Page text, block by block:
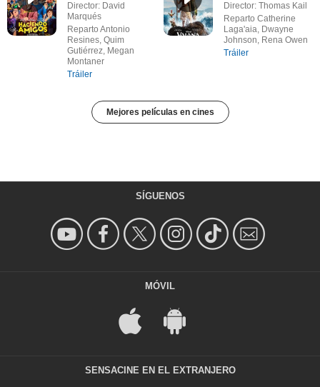
Director: David
Marqués
Reparto Antonio
Resines, Quim
Gutiérrez, Megan
Montaner
Tráiler
Director: Thomas Kail
Reparto Catherine
Laga'aia, Dwayne
Johnson, Rena Owen
Tráiler
Mejores películas en cines
SÍGUENOS
MÓVIL
SENSACINE EN EL EXTRANJERO